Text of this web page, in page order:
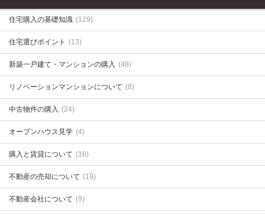
住宅購入の基礎知識 (129)
住宅選びポイント (13)
新築一戸建て・マンションの購入 (48)
リノベーションマンションについて (8)
中古物件の購入 (24)
オープンハウス見学 (4)
購入と賃貸について (16)
不動産の売却について (19)
不動産会社について (9)